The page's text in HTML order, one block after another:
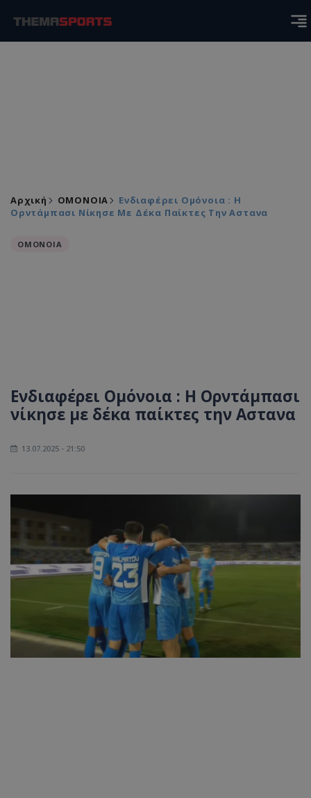
Αρχική ΟΜΟΝΟΙΑ
Ενδιαφέρει Ομόνοια : Η
Ορντάμπασι Νίκησε Με Δέκα Παίκτες Την Αστανα
ΟΜΟΝΟΙΑ
Ενδιαφέρει Ομόνοια : Η Ορντάμπασι
νίκησε με δέκα παίκτες την Αστανα
13.07.2025 - 21:50